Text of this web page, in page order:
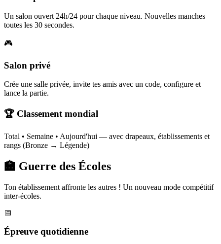
Un salon ouvert 24h/24 pour chaque niveau. Nouvelles manches
toutes les 30 secondes.
🎮
Salon privé
Crée une salle privée, invite tes amis avec un code, configure et
lance la partie.
🏆 Classement mondial
Total • Semaine • Aujourd'hui — avec drapeaux, établissements et
rangs (Bronze → Légende)
🏫 Guerre des Écoles
Ton établissement affronte les autres ! Un nouveau mode compétitif
inter-écoles.
📅
Épreuve quotidienne